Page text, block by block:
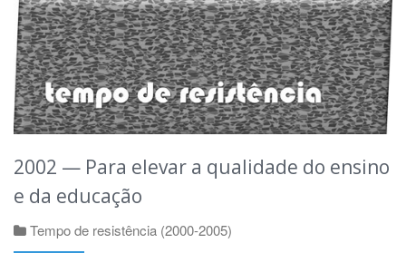
2002 — Para elevar a qualidade do ensino
e da educação
Tempo de resistência (2000-2005)